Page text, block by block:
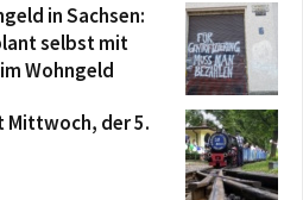
in Sachsen:
selbst mit
Wohngeld
Mittwoch, der 5.